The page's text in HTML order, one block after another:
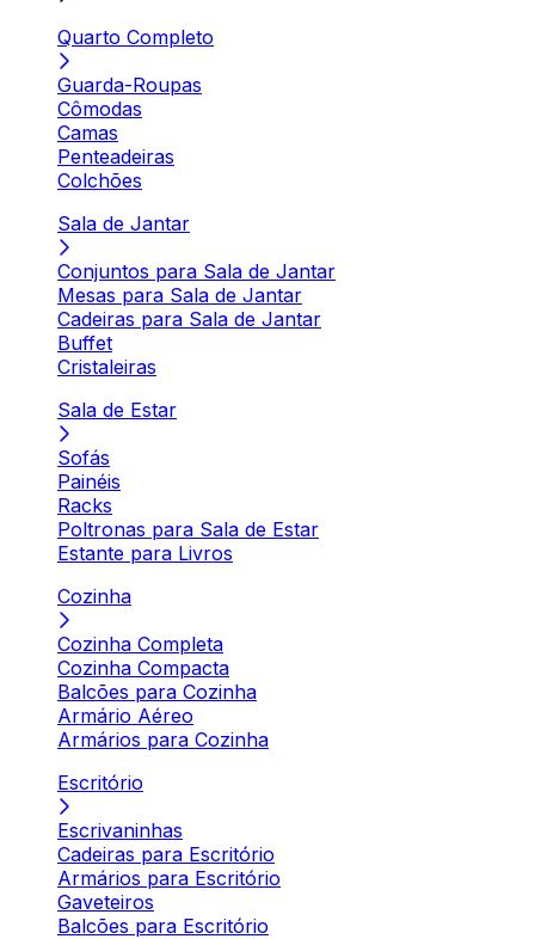
Quarto Completo
Guarda-Roupas
Cômodas
Camas
Penteadeiras
Colchões
Sala de Jantar
Conjuntos para Sala de Jantar
Mesas para Sala de Jantar
Cadeiras para Sala de Jantar
Buffet
Cristaleiras
Sala de Estar
Sofás
Painéis
Racks
Poltronas para Sala de Estar
Estante para Livros
Cozinha
Cozinha Completa
Cozinha Compacta
Balcões para Cozinha
Armário Aéreo
Armários para Cozinha
Escritório
Escrivaninhas
Cadeiras para Escritório
Armários para Escritório
Gaveteiros
Balcões para Escritório